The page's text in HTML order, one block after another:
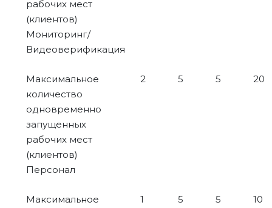
рабочих мест
(клиентов)
Мониторинг/
Видеоверификация
Максимальное
количество
одновременно
запущенных
рабочих мест
(клиентов)
Персонал
2 5 5 20
Максимальное
1 5 5 10